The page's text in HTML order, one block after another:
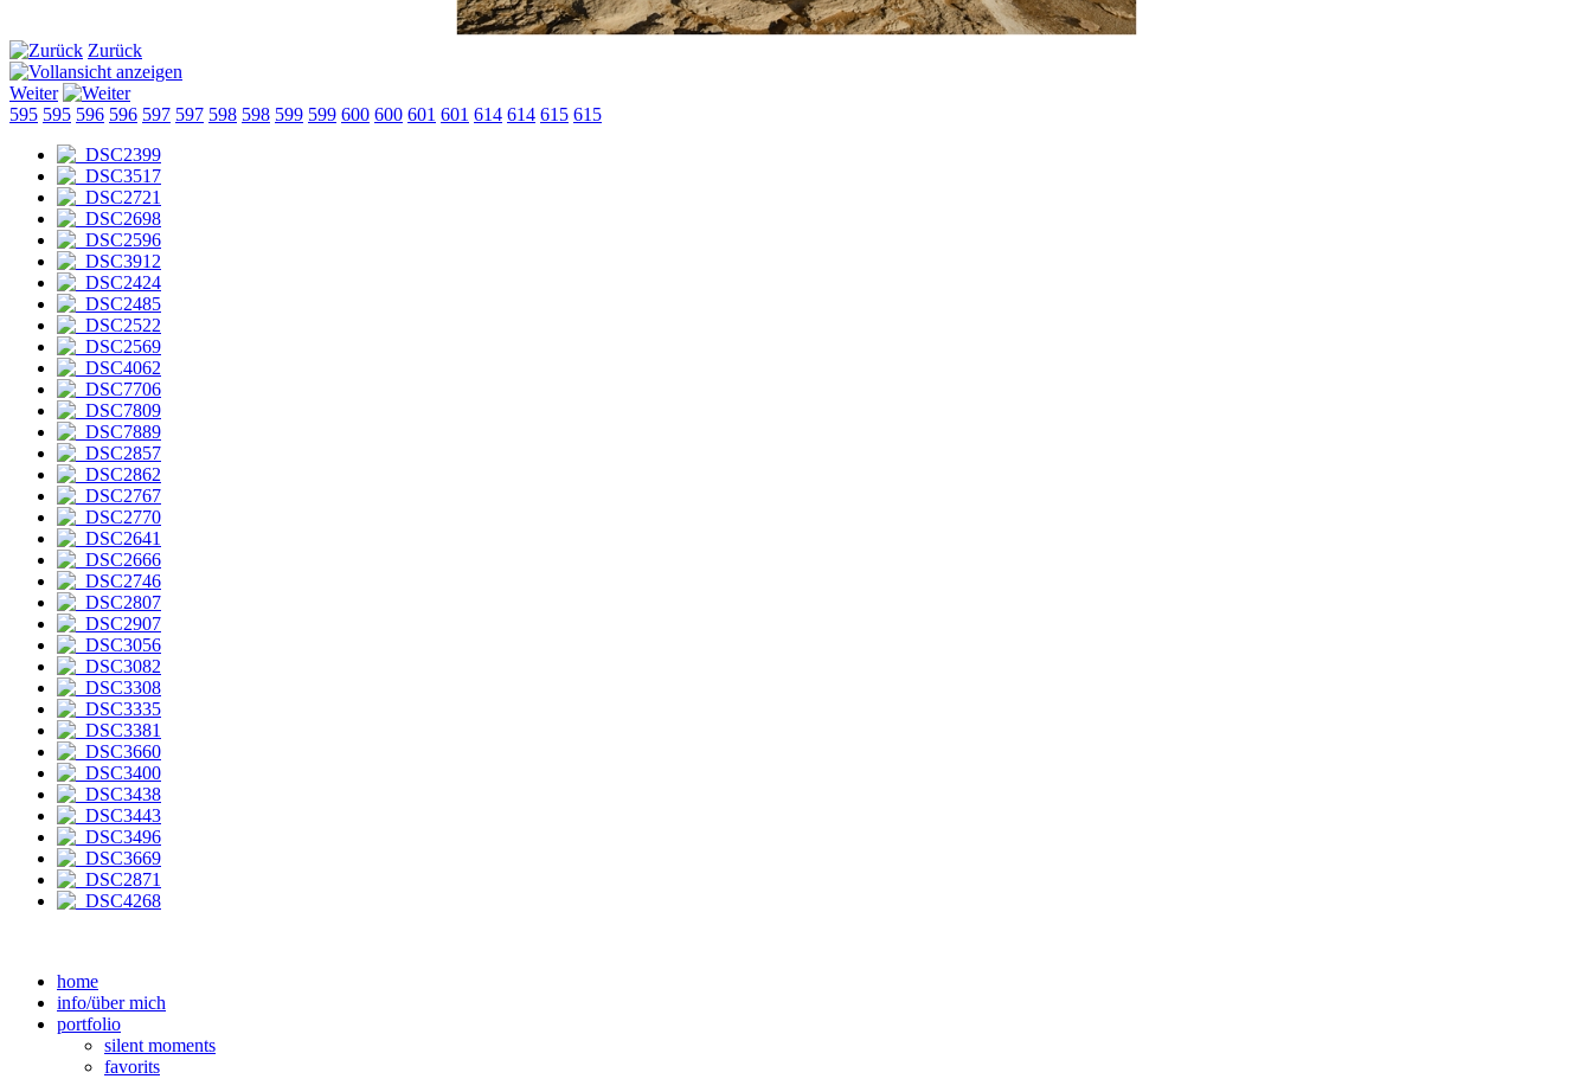
Zurück
Weiter
595 595 596 596 597 597 598 598 599 599 600 600 601 601 614 614 615 615
home
info/über mich
portfolio
silent moments
favorits